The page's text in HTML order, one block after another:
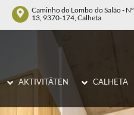
Caminho do Lombo do Salão - Nº
13, 9370-174, Calheta
AKTIVITÄTEN CALHETA